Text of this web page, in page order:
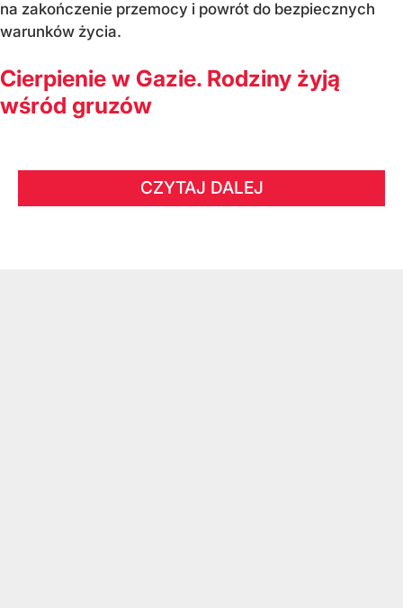
na zakończenie przemocy i powrót do bezpiecznych
warunków życia.
Cierpienie w Gazie. Rodziny żyją
wśród gruzów
CZYTAJ DALEJ